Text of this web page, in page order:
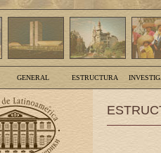
GENERAL ESTRUCTURA